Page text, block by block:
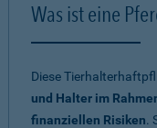
Was ist eine
Diese
und Halter im
finanziellen Risiken.